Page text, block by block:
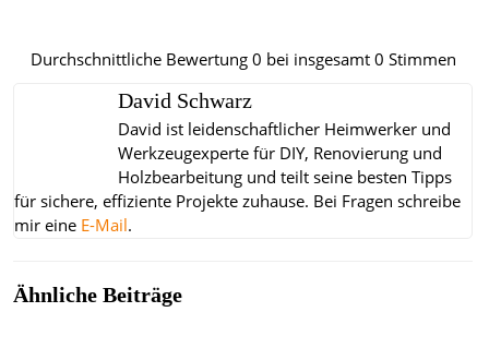
Durchschnittliche Bewertung0 bei insgesamt0 Stimmen
David Schwarz
David ist leidenschaftlicher Heimwerker und
Werkzeugexperte für DIY, Renovierung und
Holzbearbeitung und teilt seine besten Tipps
für sichere, effiziente Projekte zuhause. Bei Fragen schreibe
mir eine E-Mail.
Ähnliche Beiträge